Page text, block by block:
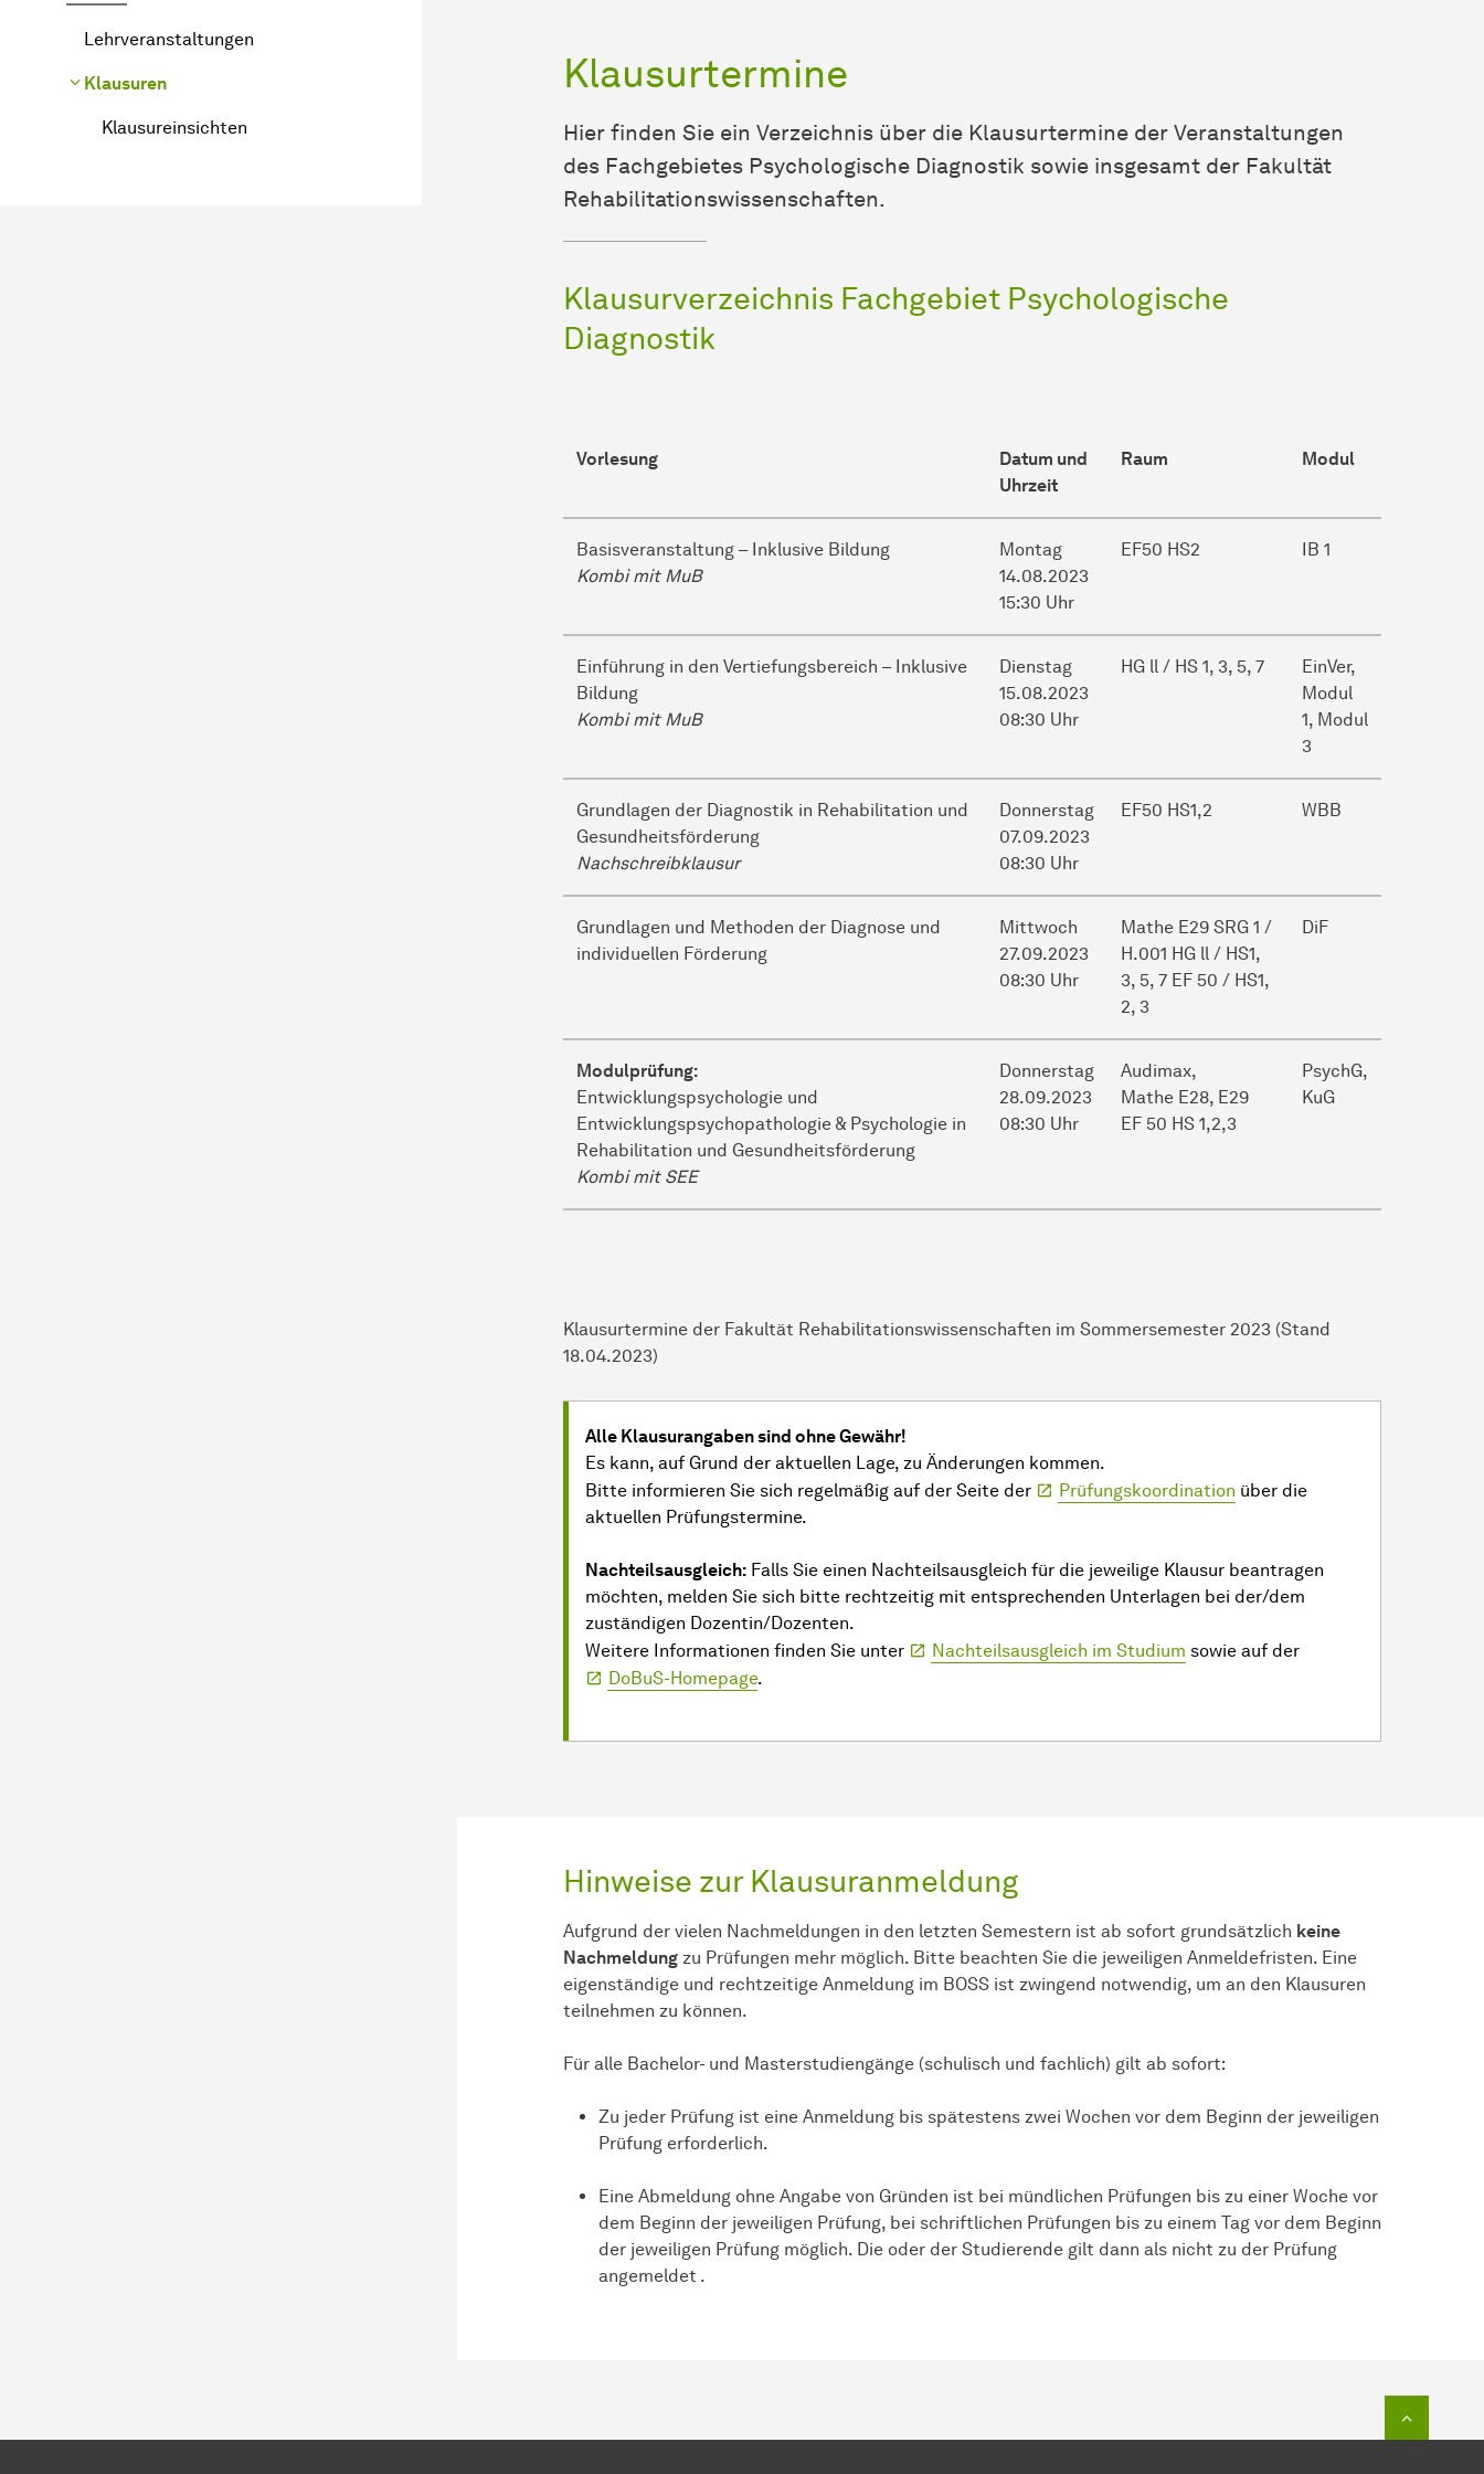
Lehrveranstaltungen
Klausuren
Klausureinsichten
Klausurtermine
Hier finden Sie ein Verzeichnis über die Klausurtermine der Veranstaltungen
des Fachgebietes Psychologische Diagnostik sowie insgesamt der Fakultät
Rehabilitationswissenschaften.
Klausurverzeichnis Fachgebiet Psychologische
Diagnostik
Vorlesung
Datum und
Uhrzeit
Raum Modul
Basisveranstaltung – Inklusive Bildung
Kombi mit MuB
Montag
14.08.2023
15:30 Uhr
EF50 HS2 IB 1
Einführung in den Vertiefungsbereich – Inklusive
Bildung
Kombi mit MuB
Dienstag
15.08.2023
08:30 Uhr
HG ll / HS 1, 3, 5, 7
EinVer,
Modul
1, Modul
3
Grundlagen der Diagnostik in Rehabilitation und
Gesundheitsförderung
Nachschreibklausur
Donnerstag
07.09.2023
08:30 Uhr
EF50 HS1,2 WBB
Grundlagen und Methoden der Diagnose und
individuellen Förderung
Mittwoch
27.09.2023
08:30 Uhr
Mathe E29 SRG 1 /
H.001 HG ll / HS1,
3, 5, 7 EF 50 / HS1,
2, 3
DiF
Modulprüfung:
Entwicklungspsychologie und
Entwicklungspsychopathologie & Psychologie in
Rehabilitation und Gesundheitsförderung
Kombi mit SEE
Donnerstag
28.09.2023
08:30 Uhr
Audimax,
Mathe E28, E29
EF 50 HS 1,2,3
PsychG,
KuG
Klausurtermine der Fakultät Rehabilitationswissenschaften im Sommersemester 2023 (Stand
18.04.2023)
Alle Klausurangaben sind ohne Gewähr!
Es kann, auf Grund der aktuellen Lage, zu Änderungen kommen.
Bitte informieren Sie sich regelmäßig auf der Seite der
Prüfungskoordination über die
aktuellen Prüfungstermine.
Nachteilsausgleich: Falls Sie einen Nachteilsausgleich für die jeweilige Klausur beantragen
möchten, melden Sie sich bitte rechtzeitig mit entsprechenden Unterlagen bei der/dem
zuständigen Dozentin/Dozenten.
Weitere Informationen finden Sie unter
Nachteilsausgleich im Studium sowie auf der
DoBuS-Homepage.
Hinweise zur Klausuranmeldung
Aufgrund der vielen Nachmeldungen in den letzten Semestern ist ab sofort grundsätzlich keine
Nachmeldung zu Prüfungen mehr möglich. Bitte beachten Sie die jeweiligen Anmeldefristen. Eine
eigenständige und rechtzeitige Anmeldung im BOSS ist zwingend notwendig, um an den Klausuren
teilnehmen zu können.
Für alle Bachelor- und Masterstudiengänge (schulisch und fachlich) gilt ab sofort:
Zu jeder Prüfung ist eine Anmeldung bis spätestens zwei Wochen vor dem Beginn der jeweiligen
Prüfung erforderlich.
Eine Abmeldung ohne Angabe von Gründen ist bei mündlichen Prüfungen bis zu einer Woche vor
dem Beginn der jeweiligen Prüfung, bei schriftlichen Prüfungen bis zu einem Tag vor dem Beginn
der jeweiligen Prüfung möglich. Die oder der Studierende gilt dann als nicht zu der Prüfung
angemeldet .